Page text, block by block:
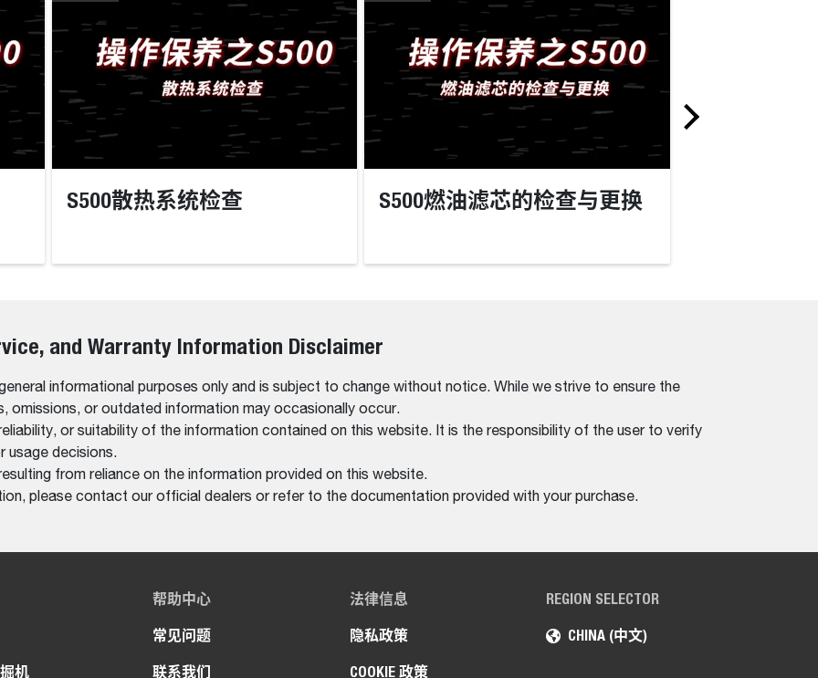
S500散热系统检查 S500燃油滤芯的检查与更换
and Warranty Information Disclaimer
informational purposes only and is subject to change without notice. While we strive to ensure the
omissions, or outdated information may occasionally occur.
or suitability of the information contained on this website. It is the responsibility of the user to verify
usage decisions.
from reliance on the information provided on this website.
please contact our official dealers or refer to the documentation provided with your purchase.
REGION SELECTOR
CHINA (中文)
机
帮助中心
常见问题
联系我们
法律信息
隐私政策
COOKIE 政策